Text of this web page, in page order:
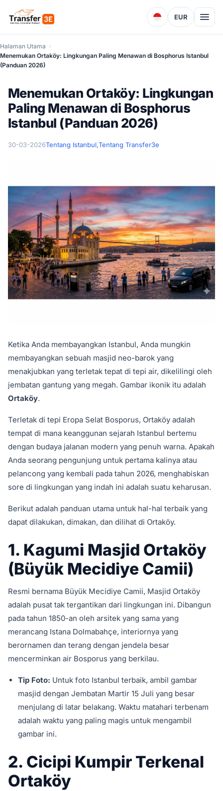
EUR
Halaman Utama
Menemukan Ortaköy: Lingkungan Paling Menawan di Bosphorus Istanbul
(Panduan 2026)
Menemukan Ortaköy: Lingkungan
Paling Menawan di Bosphorus
Istanbul (Panduan 2026)
30-03-2026Tentang Istanbul,Tentang Transfer3e
Ketika Anda membayangkan Istanbul, Anda mungkin
membayangkan sebuah masjid neo-barok yang
menakjubkan yang terletak tepat di tepi air, dikelilingi oleh
jembatan gantung yang megah. Gambar ikonik itu adalah
Ortaköy.
Terletak di tepi Eropa Selat Bosporus, Ortaköy adalah
tempat di mana keanggunan sejarah Istanbul bertemu
dengan budaya jalanan modern yang penuh warna. Apakah
Anda seorang pengunjung untuk pertama kalinya atau
pelancong yang kembali pada tahun 2026, menghabiskan
sore di lingkungan yang indah ini adalah suatu keharusan.
Berikut adalah panduan utama untuk hal-hal terbaik yang
dapat dilakukan, dimakan, dan dilihat di Ortaköy.
1. Kagumi Masjid Ortaköy
(Büyük Mecidiye Camii)
Resmi bernama Büyük Mecidiye Camii, Masjid Ortaköy
adalah pusat tak tergantikan dari lingkungan ini. Dibangun
pada tahun 1850-an oleh arsitek yang sama yang
merancang Istana Dolmabahçe, interiornya yang
berornamen dan terang dengan jendela besar
mencerminkan air Bosporus yang berkilau.
Tip Foto: Untuk foto Istanbul terbaik, ambil gambar
masjid dengan Jembatan Martir 15 Juli yang besar
menjulang di latar belakang. Waktu matahari terbenam
adalah waktu yang paling magis untuk mengambil
gambar ini.
2. Cicipi Kumpir Terkenal
Ortaköy